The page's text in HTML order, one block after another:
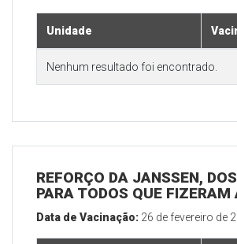
Unidade
Nenhum resultado foi encontrado.
REFORÇO DA JANSSEN,
PARA TODOS QUE
Data de Vacinação: 26 de fevereiro de